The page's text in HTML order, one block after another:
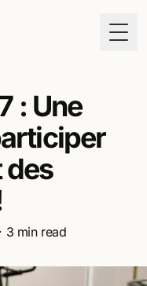
: Une
des
· 3 min read